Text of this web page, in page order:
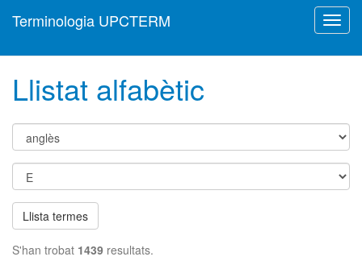
Terminologia UPCTERM
Llistat alfabètic
Llista termes
S'han trobat 1439 resultats.